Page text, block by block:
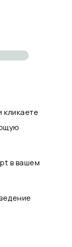
в вашем